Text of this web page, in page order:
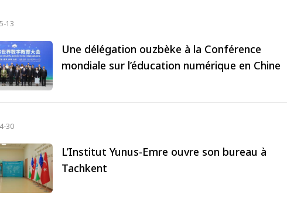
13
Une délégation ouzbèke à la Conférence
mondiale sur l’éducation numérique en Chine
30
L’Institut Yunus-Emre ouvre son bureau à
Tachkent